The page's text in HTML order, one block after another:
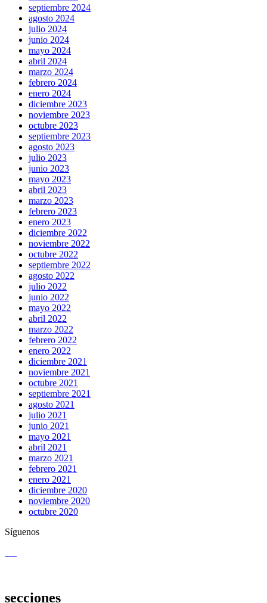
septiembre 2024
agosto 2024
julio 2024
junio 2024
mayo 2024
abril 2024
marzo 2024
febrero 2024
enero 2024
diciembre 2023
noviembre 2023
octubre 2023
septiembre 2023
agosto 2023
julio 2023
junio 2023
mayo 2023
abril 2023
marzo 2023
febrero 2023
enero 2023
diciembre 2022
noviembre 2022
octubre 2022
septiembre 2022
agosto 2022
julio 2022
junio 2022
mayo 2022
abril 2022
marzo 2022
febrero 2022
enero 2022
diciembre 2021
noviembre 2021
octubre 2021
septiembre 2021
agosto 2021
julio 2021
junio 2021
mayo 2021
abril 2021
marzo 2021
febrero 2021
enero 2021
diciembre 2020
noviembre 2020
octubre 2020
Síguenos
secciones